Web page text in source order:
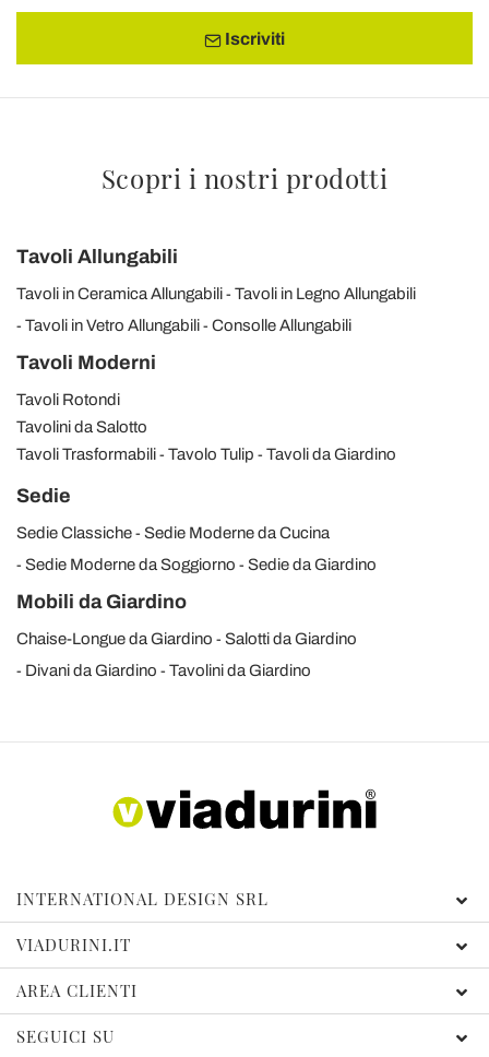
Iscriviti
Scopri i nostri prodotti
Tavoli Allungabili
Tavoli in Ceramica Allungabili
Tavoli in Legno Allungabili
Tavoli in Vetro Allungabili
Consolle Allungabili
Tavoli Moderni
Tavoli Rotondi
Tavolini da Salotto
Tavoli Trasformabili
Tavolo Tulip Tavoli da Giardino
Sedie
Sedie Classiche
Sedie Moderne da Cucina
Sedie Moderne da Soggiorno
Sedie da Giardino
Mobili da Giardino
Chaise-Longue da Giardino
Salotti da Giardino
Divani da Giardino
Tavolini da Giardino
INTERNATIONAL DESIGN SRL
VIADURINI.IT
AREA CLIENTI
SEGUICI SU